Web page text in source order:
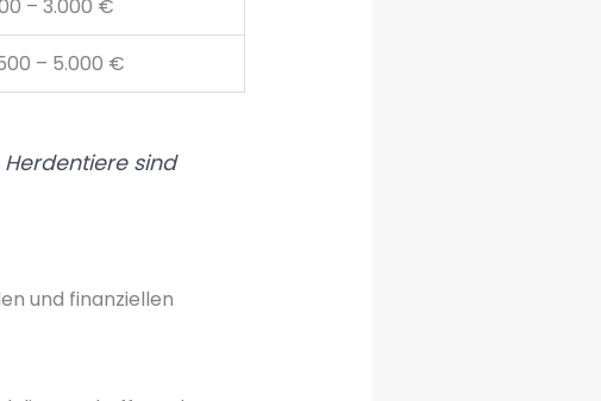
– 3.000 €
– 5.000 €
Herdentiere sind
und finanziellen